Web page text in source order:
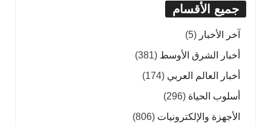
جميع الأقسام
آخر الأخبار (5)
أخبار الشرق الأوسط (381)
أخبار العالم العربي (174)
أسلوب الحياة (296)
الأجهزة والإلكترونيات (806)